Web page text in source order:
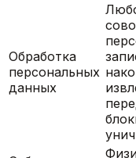
Обработка
персональных
данных